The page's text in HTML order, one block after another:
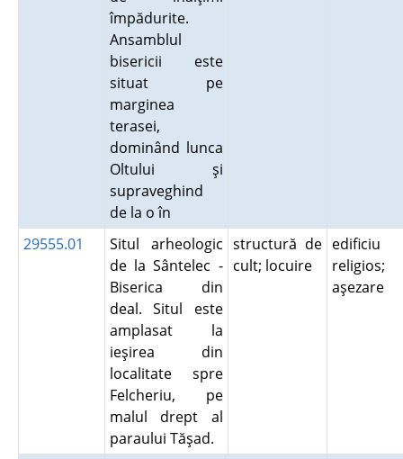
împădurite.
Ansamblul
bisericii este
situat pe
marginea
terasei,
dominând lunca
Oltului şi
supraveghind
de la o în
29555.01
Situl arheologic
de la Sântelec -
Biserica din
deal. Situl este
amplasat la
ieşirea din
localitate spre
Felcheriu, pe
malul drept al
paraului Tăşad.
structură de
cult; locuire
edificiu
religios;
aşezare